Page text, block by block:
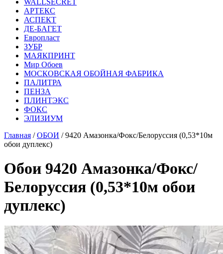
WALLSECRET
АРТЕКС
АСПЕКТ
ДЕ-БАГЕТ
Европласт
ЗУБР
МАЯКПРИНТ
Мир Обоев
МОСКОВСКАЯ ОБОЙНАЯ ФАБРИКА
ПАЛИТРА
ПЕНЗА
ПЛИНТЭКС
ФОКС
ЭЛИЗИУМ
Главная /ОБОИ / 9420 Амазонка/Фокс/Белоруссия (0,53*10м
обои дуплекс)
Обои 9420 Амазонка/Фокс/
Белоруссия (0,53*10м обои
дуплекс)